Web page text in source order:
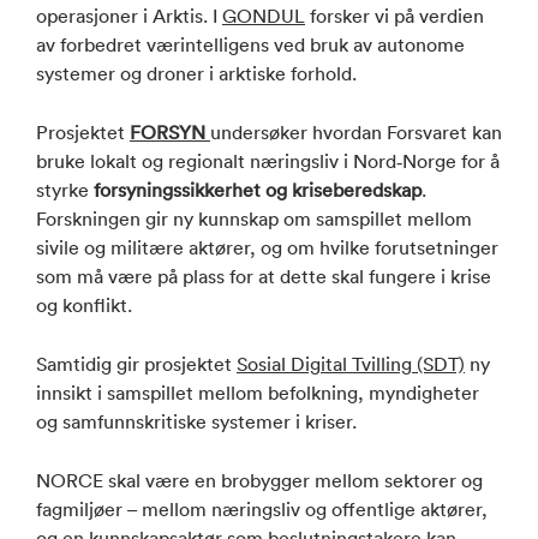
operasjoner i Arktis. I GONDUL forsker vi på verdien
av forbedret værintelligens ved bruk av autonome
systemer og droner i arktiske forhold.
Prosjektet FORSYN undersøker hvordan Forsvaret kan
bruke lokalt og regionalt næringsliv i Nord‑Norge for å
styrke forsyningssikkerhet og kriseberedskap.
Forskningen gir ny kunnskap om samspillet mellom
sivile og militære aktører, og om hvilke forutsetninger
som må være på plass for at dette skal fungere i krise
og konflikt.
Samtidig gir prosjektet Sosial Digital Tvilling (SDT) ny
innsikt i samspillet mellom befolkning, myndigheter
og samfunnskritiske systemer i kriser.
NORCE skal være en brobygger mellom sektorer og
fagmiljøer – mellom næringsliv og offentlige aktører,